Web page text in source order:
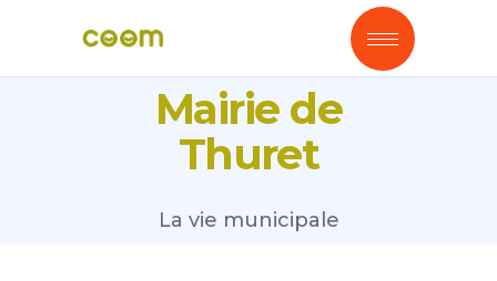
Mairie de
Thuret
La vie municipale